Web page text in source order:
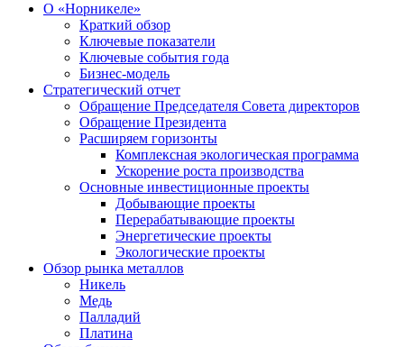
О «Норникеле»
Краткий обзор
Ключевые показатели
Ключевые события года
Бизнес-модель
Стратегический отчет
Обращение Председателя Совета директоров
Обращение Президента
Расширяем горизонты
Комплексная экологическая программа
Ускорение роста производства
Основные инвестиционные проекты
Добывающие проекты
Перерабатывающие проекты
Энергетические проекты
Экологические проекты
Обзор рынка металлов
Никель
Медь
Палладий
Платина